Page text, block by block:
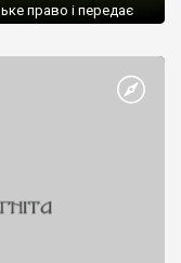
право і передає
гетьман Микола